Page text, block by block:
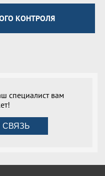
КОНТРОЛЯ
специалист вам
СВЯЗЬ